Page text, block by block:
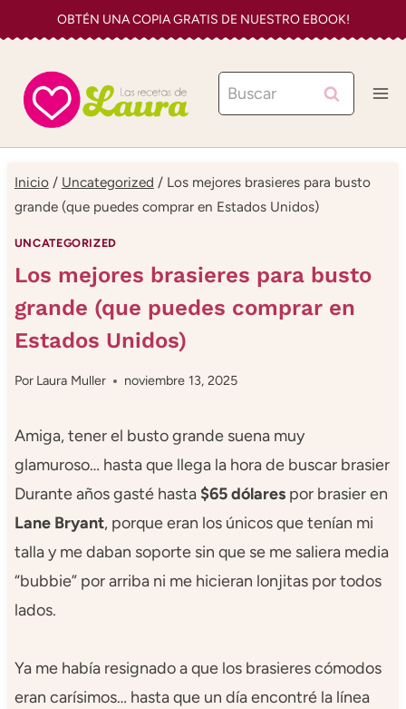
al
contenido
OBTÉN UNA COPIA GRATIS DE NUESTRO EBOOK!
Buscar:
Inicio / Uncategorized / Los mejores brasieres para busto
grande (que puedes comprar en Estados Unidos)
UNCATEGORIZED
Los mejores brasieres para busto
grande (que puedes comprar en
Estados Unidos)
Por Laura Muller noviembre 13, 2025
Amiga, tener el busto grande suena muy
glamuroso… hasta que llega la hora de buscar brasier
Durante años gasté hasta $65 dólarespor brasier en
Lane Bryant, porque eran los únicos que tenían mi
talla y me daban soporte sin que se me saliera media
“bubbie” por arriba ni me hicieran lonjitas por todos
lados.
Ya me había resignado a que los brasieres cómodos
eran carísimos… hasta que un día encontré la línea